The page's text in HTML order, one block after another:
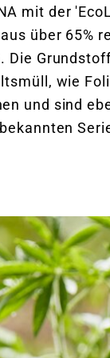
mit der
über 65%
Die
wie
und sind